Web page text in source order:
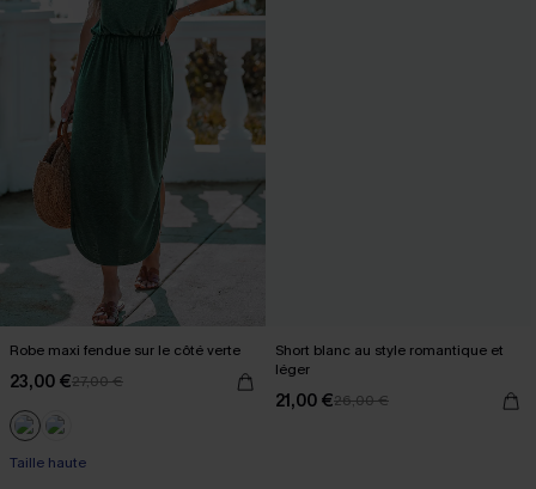
Robe maxi fendue sur le côté verte
23,00 €27,00 €
Taille haute
Short blanc au style romantique et
léger
21,00 €26,00 €